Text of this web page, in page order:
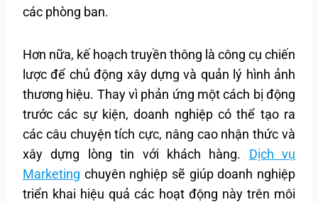
các phòng ban.
Hơn nữa, kế hoạch truyền thông là công cụ chiến
lược để chủ động xây dựng và quản lý hình ảnh
thương hiệu. Thay vì phản ứng một cách bị động
trước các sự kiện, doanh nghiệp có thể tạo ra
các câu chuyện tích cực, nâng cao nhận thức và
xây dựng lòng tin với khách hàng. Dịch vụ
Marketing chuyên nghiệp sẽ giúp doanh nghiệp
triển khai hiệu quả các hoạt động này trên môi